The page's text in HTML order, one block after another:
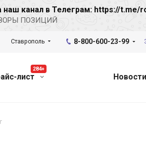
наш канал в Телеграм: https://t.me/
ПОЗИЦИЙ
8-800-600-23-99
Ставрополь
лист
284+
Новости